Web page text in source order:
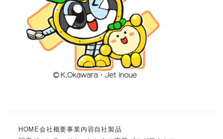
HOME会社概要事業内容自社製品